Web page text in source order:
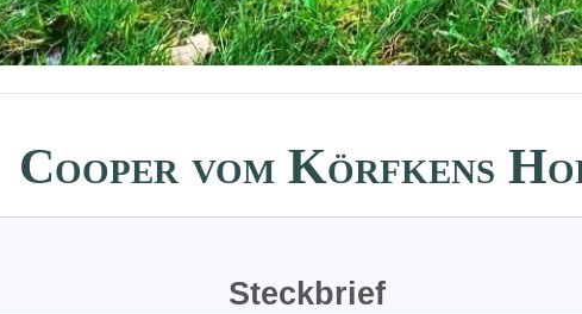
Cooper vom Körfkens
Steckbrief